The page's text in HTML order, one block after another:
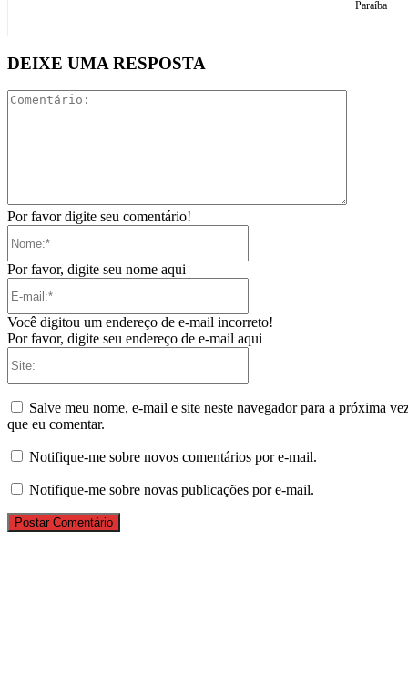
Paraíba
DEIXE UMA RESPOSTA
Por favor digite seu comentário!
Por favor, digite seu nome aqui
Você digitou um endereço de e-mail incorreto!
Por favor, digite seu endereço de e-mail aqui
Salve meu nome, e-mail e site neste navegador para a próxima
que eu comentar.
Notifique-me sobre novos comentários por e-mail.
Notifique-me sobre novas publicações por e-mail.